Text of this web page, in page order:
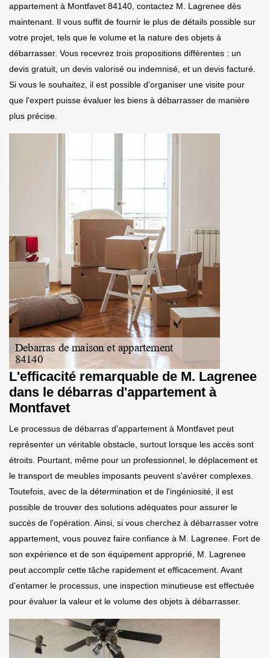
appartement à Montfavet 84140, contactez M. Lagrenee dès
maintenant. Il vous suffit de fournir le plus de détails possible sur
votre projet, tels que le volume et la nature des objets à
débarrasser. Vous recevrez trois propositions différentes : un
devis gratuit, un devis valorisé ou indemnisé, et un devis facturé.
Si vous le souhaitez, il est possible d'organiser une visite pour
que l'expert puisse évaluer les biens à débarrasser de manière
plus précise.
L'efficacité remarquable de M. Lagrenee
dans le débarras d'appartement à
Montfavet
Le processus de débarras d'appartement à Montfavet peut
représenter un véritable obstacle, surtout lorsque les accès sont
étroits. Pourtant, même pour un professionnel, le déplacement et
le transport de meubles imposants peuvent s'avérer complexes.
Toutefois, avec de la détermination et de l'ingéniosité, il est
possible de trouver des solutions adéquates pour assurer le
succès de l'opération. Ainsi, si vous cherchez à débarrasser votre
appartement, vous pouvez faire confiance à M. Lagrenee. Fort de
son expérience et de son équipement approprié, M. Lagrenee
peut accomplir cette tâche rapidement et efficacement. Avant
d'entamer le processus, une inspection minutieuse est effectuée
pour évaluer la valeur et le volume des objets à débarrasser.